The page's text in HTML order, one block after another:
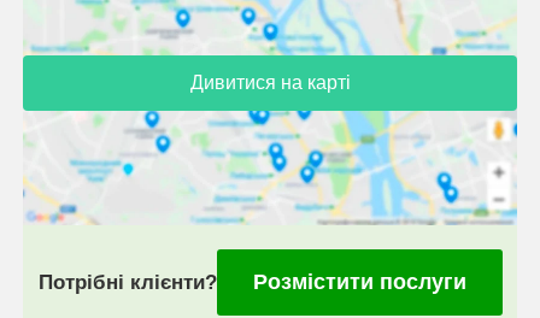
Дивитися на карті
Потрібні клієнти? Розмістити послуги